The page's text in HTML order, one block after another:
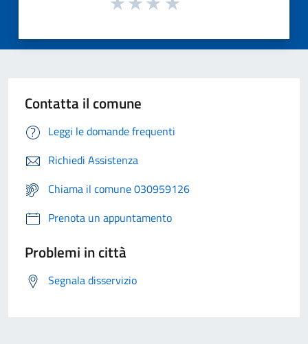
Contatta il comune
Leggi le domande frequenti
Richiedi Assistenza
Chiama il comune 030959126
Prenota un appuntamento
Problemi in città
Segnala disservizio